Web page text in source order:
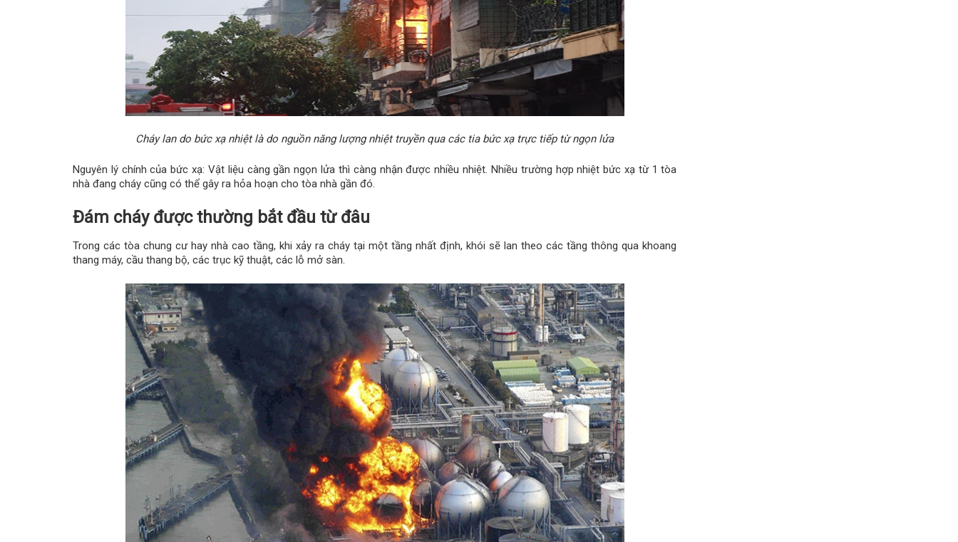
Cháy lan do bức xạ nhiệt là do nguồn năng lượng nhiệt truyền qua các tia bức xạ trực tiếp từ ngọn lửa
Nguyên lý chính của bức xạ: Vật liệu càng gần ngọn lửa thì càng nhận được nhiều nhiệt. Nhiều trường hợp nhiệt bức xạ từ 1 tòa
nhà đang cháy cũng có thể gây ra hỏa hoạn cho tòa nhà gần đó.
Đám cháy được thường bắt đầu từ đâu
Trong các tòa chung cư hay nhà cao tầng, khi xảy ra cháy tại một tầng nhất định, khói sẽ lan theo các tầng thông qua khoang
thang máy, cầu thang bộ, các trục kỹ thuật, các lỗ mở sàn.